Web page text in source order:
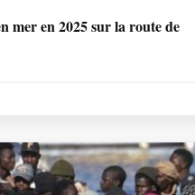
mer en 2025 sur la route de